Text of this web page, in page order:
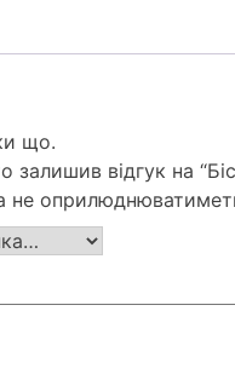
що.
залишив відгук на
не